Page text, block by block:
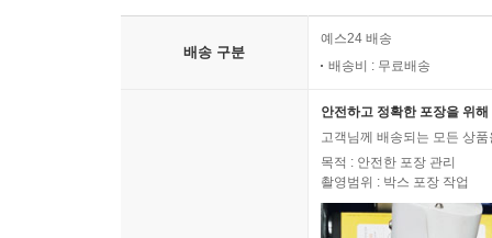
배송 구분
예스24 배송
배송비 : 무료배송
안전하고 정확한 포장을 위
고객님께 배송되는 모든 상
목적 : 안전한 포장 관리
촬영범위 : 박스 포장 작업